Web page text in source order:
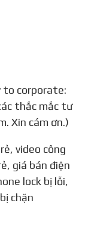
to corporate:
thắc mắc tư
Xin cám ơn.)
giá bán điện
lock bị lỗi,
chặn